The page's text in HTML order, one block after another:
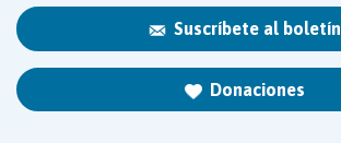
Suscríbete al boletín
Donaciones